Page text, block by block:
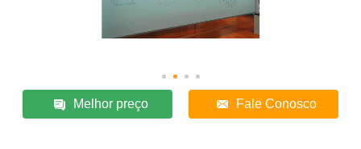
Melhor preço Fale Conosco